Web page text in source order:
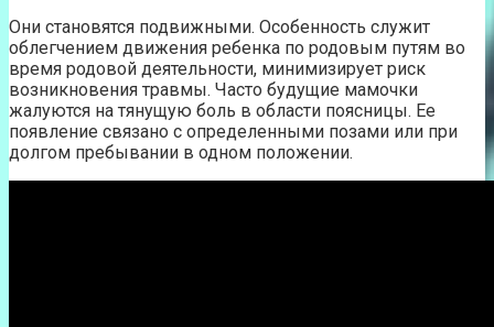
Они становятся подвижными. Особенность служит
облегчением движения ребенка по родовым путям во
время родовой деятельности, минимизирует риск
возникновения травмы. Часто будущие мамочки
жалуются на тянущую боль в области поясницы. Ее
появление связано с определенными позами или при
долгом пребывании в одном положении.